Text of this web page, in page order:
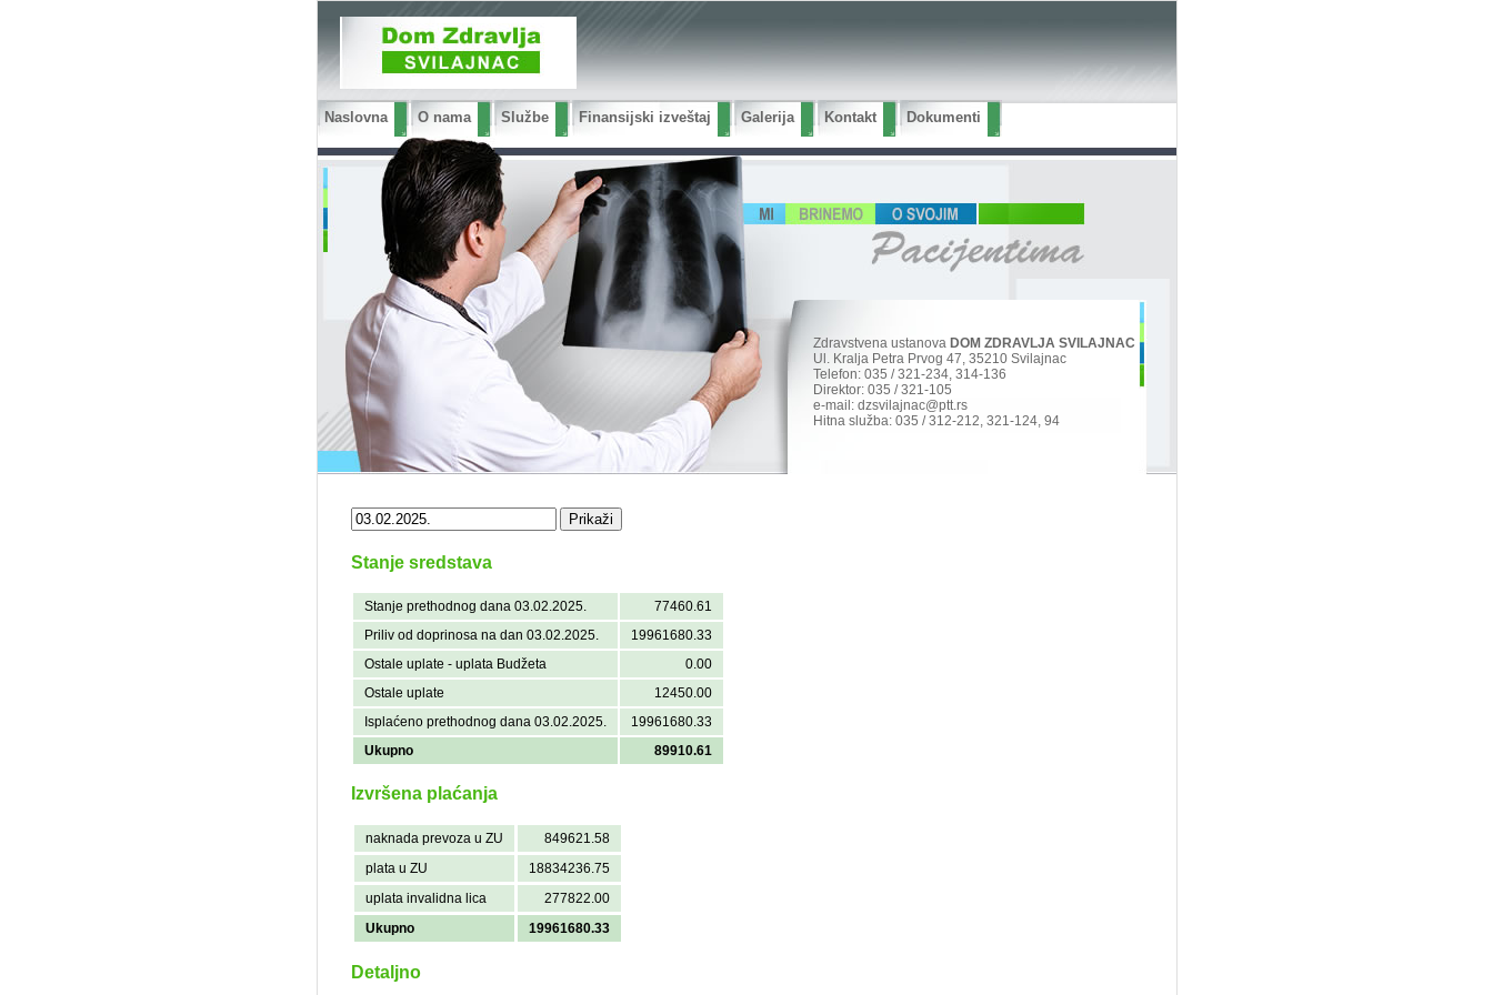
Naslovna O nama Službe Finansijski izveštaj Galerija Kontakt Dokumenti
Zdravstvena ustanova DOM ZDRAVLJA SVILAJNAC
Ul. Kralja Petra Prvog 47, 35210 Svilajnac
Telefon: 035 / 321-234, 314-136
Direktor: 035 / 321-105
e-mail: dzsvilajnac@ptt.rs
Hitna služba: 035 / 312-212, 321-124, 94
Stanje sredstava
Stanje prethodnog dana 03.02.2025.
77460.61
Priliv od doprinosa na dan 03.02.2025.
19961680.33
Ostale uplate - uplata Budžeta
0.00
Ostale uplate
12450.00
Isplaćeno prethodnog dana 03.02.2025.
19961680.33
Ukupno
89910.61
Izvršena plaćanja
naknada prevoza u ZU
849621.58
plata u ZU
18834236.75
uplata invalidna lica
277822.00
Ukupno
19961680.33
Detaljno